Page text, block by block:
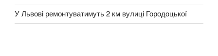
У Львові ремонтуватимуть 2 км вулиці Городоцької